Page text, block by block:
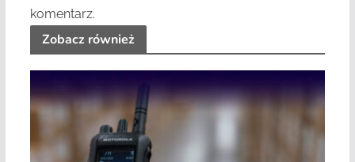
komentarz.
Zobacz również